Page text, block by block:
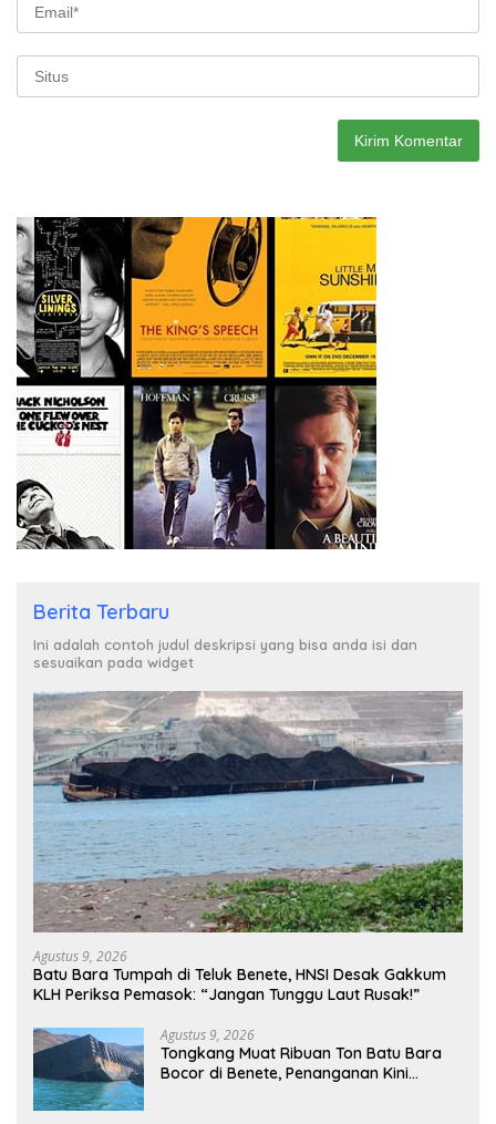
Berita Terbaru
Ini adalah contoh judul deskripsi yang bisa anda isi dan
sesuaikan pada widget
Agustus 9, 2026
Batu Bara Tumpah di Teluk Benete, HNSI Desak Gakkum
KLH Periksa Pemasok: “Jangan Tunggu Laut Rusak!”
Agustus 9, 2026
Tongkang Muat Ribuan Ton Batu Bara
Bocor di Benete, Penanganan Kini